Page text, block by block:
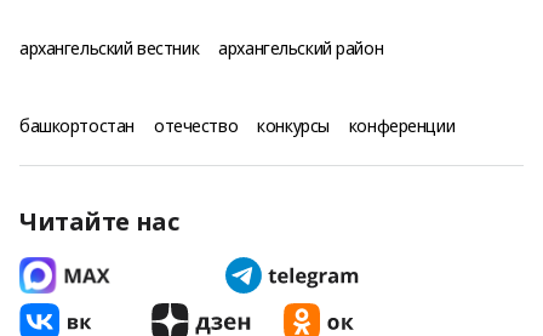
архангельский вестник архангельский район
башкортостан отечество конкурсы конференции
Читайте нас